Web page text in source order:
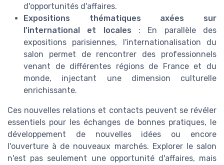
d'opportunités d'affaires.
Expositions thématiques axées sur
l'international et locales : En parallèle des
expositions parisiennes, l'internationalisation du
salon permet de rencontrer des professionnels
venant de différentes régions de France et du
monde, injectant une dimension culturelle
enrichissante.
Ces nouvelles relations et contacts peuvent se révéler
essentiels pour les échanges de bonnes pratiques, le
développement de nouvelles idées ou encore
l'ouverture à de nouveaux marchés. Explorer le salon
n'est pas seulement une opportunité d'affaires, mais